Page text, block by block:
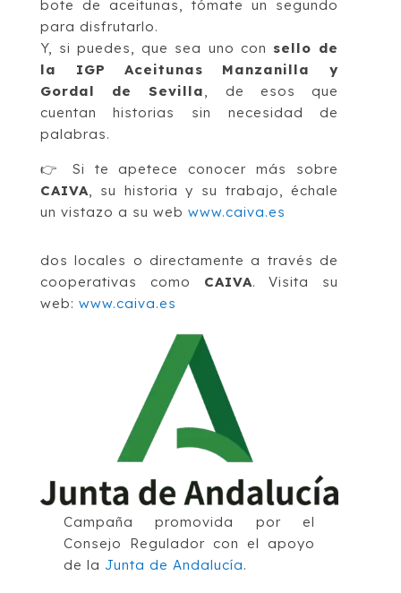
bote de aceitunas, tómate un segundo
para disfrutarlo.
Y, si puedes, que sea uno con sello de
la IGP
Aceitunas Manzanilla y
Gordal de Sevilla, de esos que
cuentan historias sin necesidad de
palabras.
👉 Si te apetece conocer más sobre
CAIVA, su historia y su trabajo, échale
un vistazo a su web www.caiva.es
dos locales o directamente a través de
cooperativas como CAIVA. Visita su
web: www.caiva.es
Campaña promovida por el
Consejo Regulador con el apoyo
de la Junta de Andalucía.